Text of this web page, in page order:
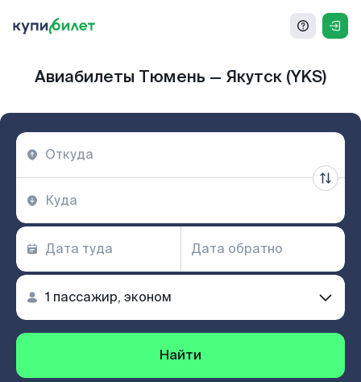
Авиабилеты Тюмень — Якутск (YKS)
Найти